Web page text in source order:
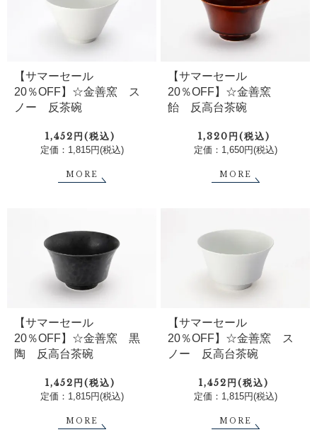
【サマーセール
20％OFF】☆金善窯 ス
ノー 反茶碗
1,452円(税込)
定価：1,815円(税込)
MORE
【サマーセール
20％OFF】☆金善窯
飴 反高台茶碗
1,320円(税込)
定価：1,650円(税込)
MORE
【サマーセール
20％OFF】☆金善窯 黒
陶 反高台茶碗
1,452円(税込)
定価：1,815円(税込)
MORE
【サマーセール
20％OFF】☆金善窯 ス
ノー 反高台茶碗
1,452円(税込)
定価：1,815円(税込)
MORE